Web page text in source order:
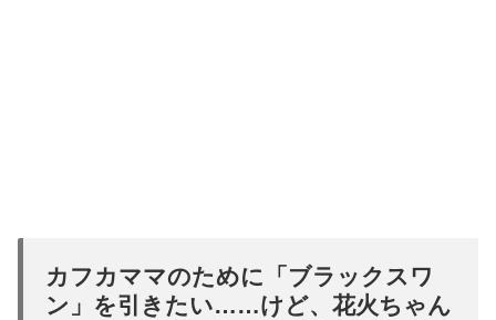
カフカママのために「ブラックスワ
ン」を引きたい……けど、花火ちゃん